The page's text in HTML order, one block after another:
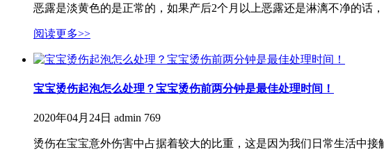
恶露是淡黄色的是正常的，如果产后2个月以上恶露还是淋漓不净的话
阅读更多>>
宝宝烫伤起泡怎么处理？宝宝烫伤前两分钟是最佳处理时间！
2020年04月24日 admin 769
烫伤在宝宝意外伤害中占据着较大的比重，这是因为我们日常生活中